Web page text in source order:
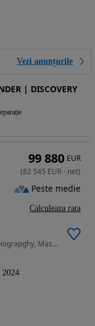
Vezi anunțurile
| DISCOVERY
2997 cm3 • 350 CP • Ranger Rover Sport - Autobiograpghy, Masaj, Camere 360, Meridian 3D
2024
99 880 EUR
(82 545 EUR- net)
Peste medie
Calculeaza rata